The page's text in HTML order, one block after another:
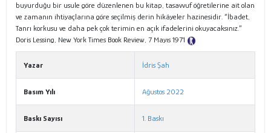
buyurduğu bir usule göre düzenlenen bu kitap, tasavvuf öğretilerine ait olan
ve zamanın ihtiyaçlarına göre seçilmiş derin hikâyeler hazinesidir. “İbadet,
Tanrı korkusu ve daha pek çok terimin en açık ifadelerini okuyacaksınız.”
Doris Lessing, New York Times Book Review, 7 Mayıs 1971
Yazar İdris Şah
Basım Yılı Ağustos 2022
Baskı Sayısı 1. Baskı